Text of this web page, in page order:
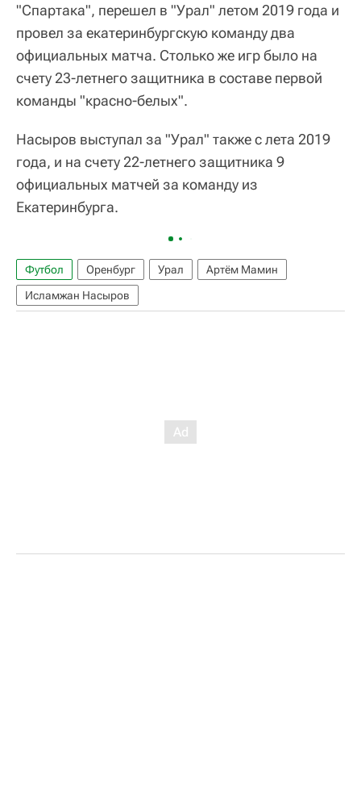
"Спартака", перешел в "Урал" летом 2019 года и
провел за екатеринбургскую команду два
официальных матча. Столько же игр было на
счету 23-летнего защитника в составе первой
команды "красно-белых".
Насыров выступал за "Урал" также с лета 2019
года, и на счету 22-летнего защитника 9
официальных матчей за команду из
Екатеринбурга.
Футбол Оренбург Урал
Артём Мамин
Исламжан Насыров